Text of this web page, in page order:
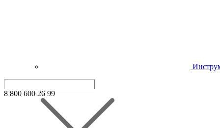
8 800 600 26 99